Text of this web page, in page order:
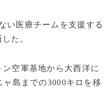
い医療チームを支援する
た。
空軍基地から大西洋に
島までの3000キロを移